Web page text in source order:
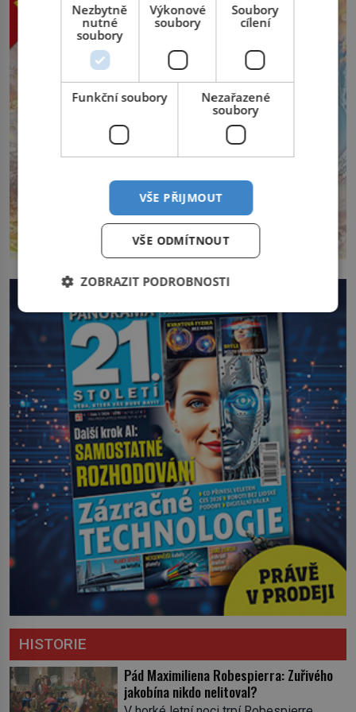
HISTORIE
Pád Maximiliena Robespierra: Zuřivého
jakobína nikdo nelitoval?
Nezbytně
nutné
soubory
Výkonové
soubory
Soubory
cílení
Funkční soubory
Nezařazené
soubory
VŠE PŘIJMOUT
VŠE ODMÍTNOUT
ZOBRAZIT PODROBNOSTI